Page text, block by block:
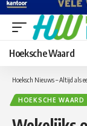
Hoeksche Waard
Hoeksch Nieuws – Altijd als
HOEKSCHE WAARD